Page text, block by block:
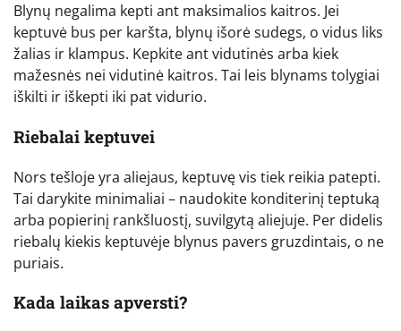
Blynų negalima kepti ant maksimalios kaitros. Jei
keptuvė bus per karšta, blynų išorė sudegs, o vidus liks
žalias ir klampus. Kepkite ant vidutinės arba kiek
mažesnės nei vidutinė kaitros. Tai leis blynams tolygiai
iškilti ir iškepti iki pat vidurio.
Riebalai keptuvei
Nors tešloje yra aliejaus, keptuvę vis tiek reikia patepti.
Tai darykite minimaliai – naudokite konditerinį teptuką
arba popierinį rankšluostį, suvilgytą aliejuje. Per didelis
riebalų kiekis keptuvėje blynus pavers gruzdintais, o ne
puriais.
Kada laikas apversti?